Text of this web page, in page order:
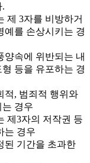
.
제 3자를 비방하거
예를 손상시키는 경
양속에 위반되는 내
등을 유포하는 경
적, 범죄적 행위와
경우
제3자의 저작권 등
는 경우
된 기간을 초과한